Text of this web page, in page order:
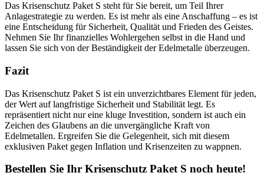
Das Krisenschutz Paket S steht für Sie bereit, um Teil Ihrer
Anlagestrategie zu werden. Es ist mehr als eine Anschaffung – es ist
eine Entscheidung für Sicherheit, Qualität und Frieden des Geistes.
Nehmen Sie Ihr finanzielles Wohlergehen selbst in die Hand und
lassen Sie sich von der Beständigkeit der Edelmetalle überzeugen.
Fazit
Das Krisenschutz Paket S ist ein unverzichtbares Element für jeden,
der Wert auf langfristige Sicherheit und Stabilität legt. Es
repräsentiert nicht nur eine kluge Investition, sondern ist auch ein
Zeichen des Glaubens an die unvergängliche Kraft von
Edelmetallen. Ergreifen Sie die Gelegenheit, sich mit diesem
exklusiven Paket gegen Inflation und Krisenzeiten zu wappnen.
Bestellen Sie Ihr Krisenschutz Paket S noch heute!